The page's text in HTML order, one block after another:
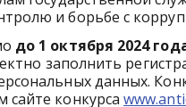
и борьбе с
до 1 октября 2024
заполнить
данных.
сайте конкурса